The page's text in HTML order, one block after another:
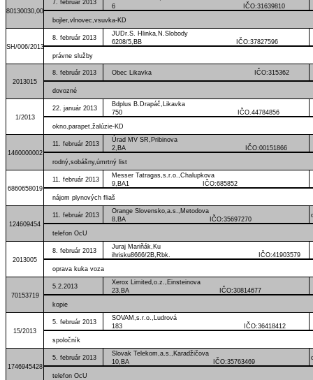
80130030,00
7. február 2013
6 IČO:31639810
bojler,vlnovec,vsuvka-KD
SH/006/2013
8. február 2013
JUDr.S. Hlinka,N.Slobody
6208/5,BB IČO:37827596
právne služby
2013015
8. február 2013 Obec Likavka IČO:315362
dovozné
1/2013
22. január 2013
Bdplus B.Drapáč,Likavka
750 IČO.44784856
okno,parapet,žalúzie-KD
1460000002
11. február 2013
Úrad MV SR,Pribinova
2,BA IČO:00151866
rodný,sobášny,úmrtný list
6860658019
11. február 2013
Messer Tatragas,s.r.o.,Chalupkova
9,BA1 IČO:685852
nájom plynových fliaš
124609454
11. február 2013
Orange Slovensko,a.s.,Metodova
8,BA IČO:35697270
telefon OcU
2013005
8. február 2013
Juraj Mariňák,Ku
ihrisku8666/2B,Rbk. IČO:41903579
oprava kuka voza
70153719
5.2.2013
Xerox Limited,o.z.,Einsteinova
23,BA IČO:30814677
kopie
15/2013
5. február 2013
SOVAM,s.r.o.,Ludrová
183 IČO:36418412
spoločník
1746945428
5. február 2013
Slovak Telekom,a.s.,Karadžičova
10,BA IČO:35763469
telefon OcU